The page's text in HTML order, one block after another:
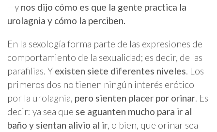
—y nos dijo cómo es que la gente practica la
urolagnia y cómo la perciben.
En la sexología forma parte de las expresiones de
comportamiento de la sexualidad; es decir, de las
parafilias. Y existen siete diferentes niveles. Los
primeros dos no tienen ningún interés erótico
por la urolagnia, pero sienten placer por orinar. Es
decir: ya sea que se aguanten mucho para ir al
baño y sientan alivio al ir, o bien, que orinar sea